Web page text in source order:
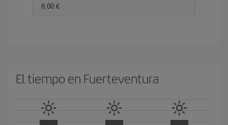
8,00 €
El tiempo en Fuerteventura